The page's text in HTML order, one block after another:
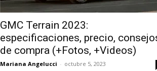
GMC Terrain 2023:
especificaciones, precio,
de compra (+Fotos, +Videos)
Mariana Angelucci - octubre 5, 2023